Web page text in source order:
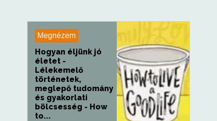
Megnézem
Hogyan éljünk jó
életet -
Lélekemelő
történetek,
meglepő tudomány
és gyakorlati
bölcsesség - How
to...